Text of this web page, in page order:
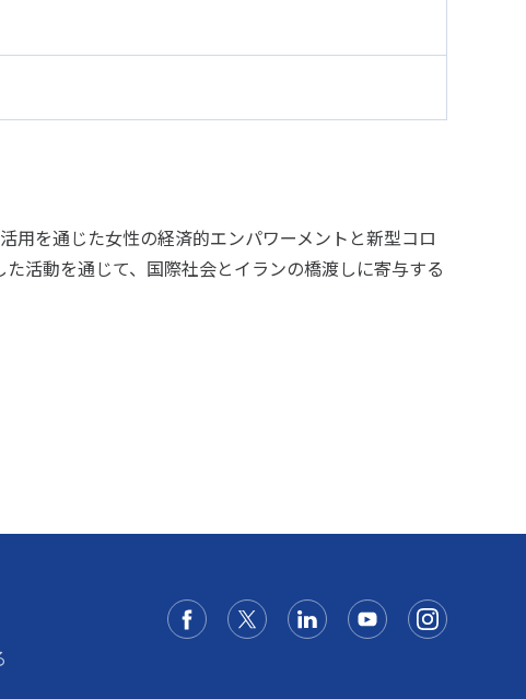
用を通じた女性の経済的エンパワーメントと新型コロ
活動を通じて、国際社会とイランの橋渡しに寄与する